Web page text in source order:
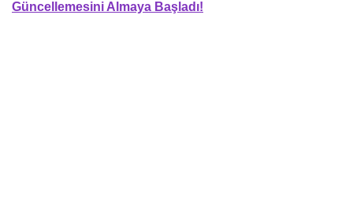
Güncellemesini Almaya Başladı!